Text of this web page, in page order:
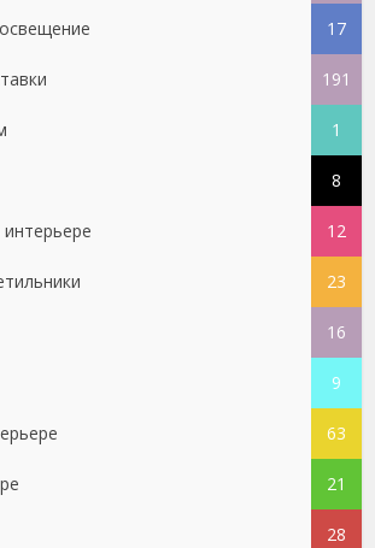
17
191
1
8
12
23
16
9
63
21
28